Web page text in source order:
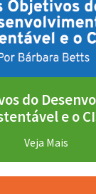
do
e o
Veja Mais